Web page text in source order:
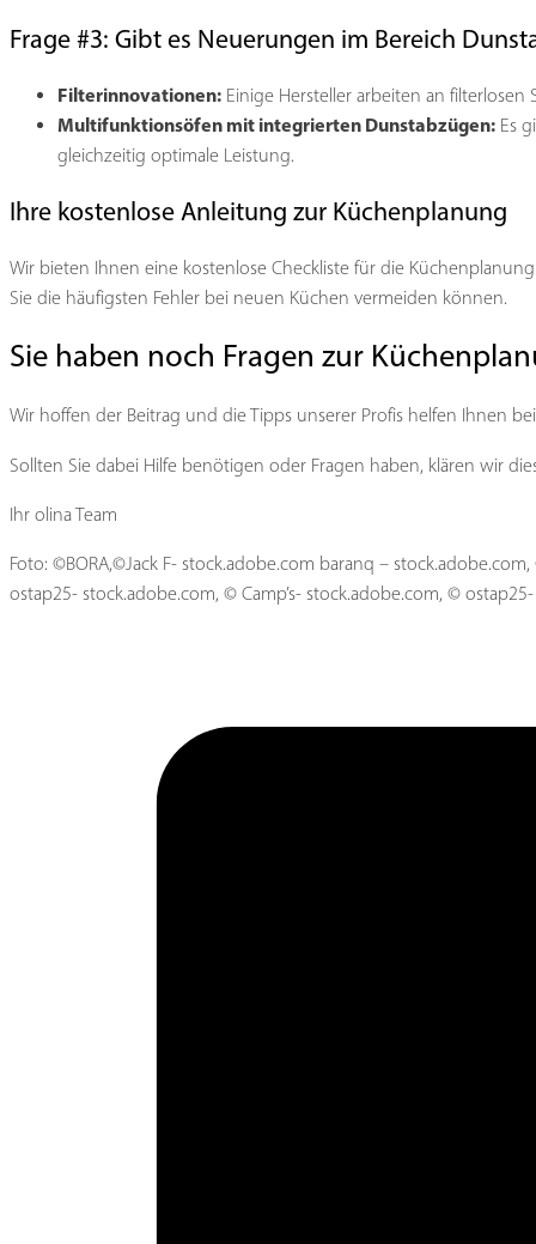
Frage #3: Gibt es Neuerungen im Bereich
Filterinnovationen: Einige Hersteller arbeiten an
Multifunktionsöfen mit integrierten Dunstabzügen: Es
gleichzeitig optimale Leistung.
Ihre kostenlose Anleitung zur Küchenplanung
Wir bieten Ihnen eine kostenlose Checkliste für die
Sie die häufigsten Fehler bei neuen Küchen vermeiden können.
Sie haben noch Fragen zur
Wir hoffen der Beitrag und die Tipps unserer Profis helfen Ihnen
Sollten Sie dabei Hilfe benötigen oder Fragen haben, klären wir
Ihr olina Team
Foto: ©BORA,©Jack F- stock.adobe.com baranq –
ostap25- stock.adobe.com, © Camp’s- stock.adobe.com, ©